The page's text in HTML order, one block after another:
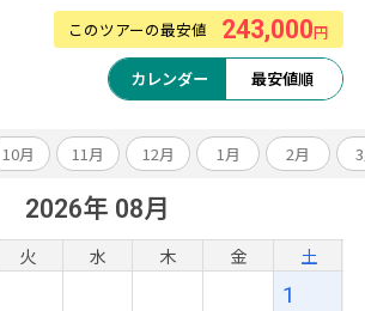
ホテルアップグレード・変更もお問い合わせ
このツアーの最安値 243,000円
カレンダー 最安値順
10月 11月 12月 1月 2月
2026年 08月
火 水 木 金 土
1